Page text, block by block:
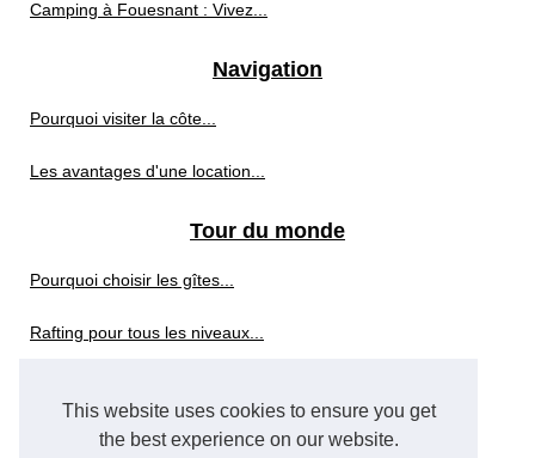
This website uses cookies to ensure you get
the best experience on our website.
Camping à Fouesnant : Vivez...
Navigation
Pourquoi visiter la côte...
Les avantages d'une location...
Tour du monde
Pourquoi choisir les gîtes...
Rafting pour tous les niveaux...
Vivez l'expérience unique de...